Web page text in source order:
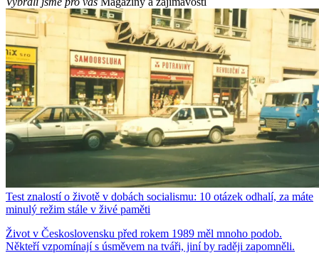
Test znalostí o životě v dobách socialismu: 10 otázek odhalí, za máte
minulý režim stále v živé paměti
Život v Československu před rokem 1989 měl mnoho podob.
Někteří vzpomínají s úsměvem na tváři, jiní by raději zapomněli.